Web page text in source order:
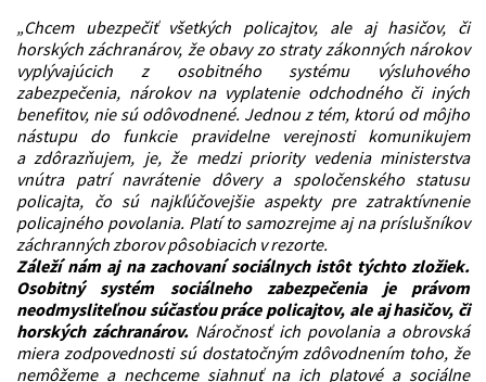
„Chcem ubezpečiť všetkých policajtov, ale aj hasičov, či
horských záchranárov, že obavy zo straty zákonných nárokov
vyplývajúcich z osobitného systému výsluhového
zabezpečenia, nárokov na vyplatenie odchodného či iných
benefitov, nie sú odôvodnené. Jednou z tém, ktorú od môjho
nástupu do funkcie pravidelne verejnosti komunikujem
a zdôrazňujem, je, že medzi priority vedenia ministerstva
vnútra patrí navrátenie dôvery a spoločenského statusu
policajta, čo sú najkľúčovejšie aspekty pre zatraktívnenie
policajného povolania. Platí to samozrejme aj na príslušníkov
záchranných zborov pôsobiacich v rezorte.
Záleží nám aj na zachovaní sociálnych istôt týchto zložiek.
Osobitný systém sociálneho zabezpečenia je právom
neodmysliteľnou súčasťou práce policajtov, ale aj hasičov, či
horských záchranárov. Náročnosť ich povolania a obrovská
miera zodpovednosti sú dostatočným zdôvodnením toho, že
nemôžeme a nechceme siahnuť na ich platové a sociálne